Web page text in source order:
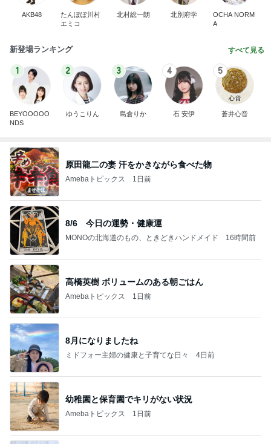
AKB48
たんぽぽ川村
エミコ
北村総一朗 北別府学
OCHA NORM
A
新登場ランキング すべて見る
1
BEYOOOOO
NDS
2
ゆうこりん
3
島倉りか
4
石 安伊
5
蒼井心音
原田龍二の妻 汗をかきながら食べた物
Amebaトピックス 1日前
8/6 今日の運勢・健康運
MONOの北海道のもの、ときどきハンドメイド 16時間前
高橋英樹 ボリュームのある朝ごはん
Amebaトピックス 1日前
8月になりましたね
ミドフォー主婦の健康と子育てな日々 4日前
幼稚園と保育園でキリがない状況
Amebaトピックス 1日前